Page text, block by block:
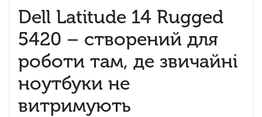
Dell Latitude 14 Rugged
5420 – створений для
роботи там, де звичайні
ноутбуки не
витримують